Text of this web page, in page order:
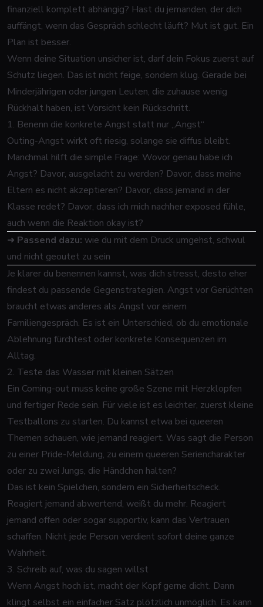
finanziell komplett abhängig? Hast du jemanden, der dich
auffängt, wenn das Gespräch schlecht läuft? Mut ist gut. Ein
Plan ist besser.
Wenn deine Situation unsicher ist, darf dein Fokus zuerst auf
Schutz liegen. Das ist nicht feige, sondern klug. Gerade bei
Minderjährigen oder jungen Leuten, die zuhause wenig
Rückhalt haben, ist Vorsicht kein Rückschritt.
1. Benenn die konkrete Angst statt nur „Angst“
Outing-Angst wirkt oft riesig, solange sie diffus bleibt.
Manchmal hilft die simple Frage: Wovor genau habe ich
Angst? Davor, ausgelacht zu werden? Davor, dass meine
Eltern es nicht akzeptieren? Davor, dass jemand in der
Klasse redet? Davor, dass ich mich nachher exposed fühle,
auch wenn die Reaktion okay ist?
➜ Passend dazu: wie du mit dem Druck umgehst, schwul
und nicht geoutet zu sein
Je klarer du benennen kannst, was dich stresst, desto eher
findest du passende Gegenstrategien. Angst vor Gerüchten
braucht etwas anderes als Angst vor einem
Familiengespräch. Es ist ein Unterschied, ob du emotionale
Ablehnung fürchtest oder konkrete Konsequenzen im
Alltag.
2. Teste das Wasser mit kleinen Sätzen
Ein Coming-out muss keine große Szene mit Herzklopfen
und fertiger Rede sein. Für viele ist es leichter, zuerst kleine
Testballons zu starten. Du kannst etwa bei queeren
Themen schauen, wie jemand reagiert. Was sagt die Person
zu einer Pride-Meldung, zu einem queeren Seriencharakter
oder zu zwei Jungs, die Händchen halten?
Das ist kein Spielchen, sondern ein Sicherheitscheck.
Reagiert jemand abwertend, weißt du mehr. Reagiert
jemand offen oder sogar supportiv, kann das Vertrauen
schaffen. Nicht jede Person verdient sofort deine ganze
Wahrheit.
3. Schreib auf, was du sagen willst
Wenn Angst hoch ist, macht der Kopf gerne dicht. Dann
klingt selbst ein einfacher Satz plötzlich unmöglich. Es kann